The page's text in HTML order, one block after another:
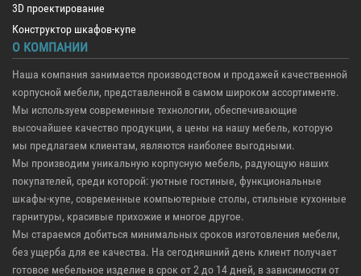
3D проектирование
Конструктор шкафов-купе
О КОМПАНИИ
Наша компания занимается производством и продажей качественной
корпусной мебели, представленной в самом широком ассортименте.
Мы используем современные технологии, обеспечивающие
высочайшее качество продукции, а цены на нашу мебель, которую
мы предлагаем клиентам, являются наиболее выгодными.
Мы производим уникальную корпусную мебель, радующую наших
покупателей, среди которой: уютные гостиные, функциональные
шкафы-купе, современные компьютерные столы, стильные кухонные
гарнитуры, красивые прихожие и многое другое.
Мы стараемся добиться минимальных сроков изготовления мебели,
без ущерба для ее качества. На сегодняшний день клиент получает
готовое мебельное изделие в срок от 2 до 14 дней, в зависимости от